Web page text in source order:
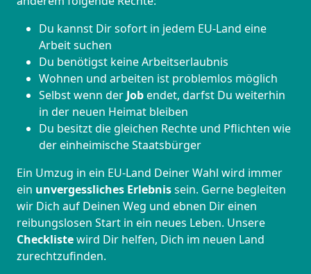
Du kannst Dir sofort in jedem EU-Land eine
Arbeit suchen
Du benötigst keine Arbeitserlaubnis
Wohnen und arbeiten ist problemlos möglich
Selbst wenn der Jobendet, darfst Du weiterhin
in der neuen Heimat bleiben
Du besitzt die gleichen Rechte und Pflichten wie
der einheimische Staatsbürger
Ein Umzug in ein EU-Land Deiner Wahl wird immer
ein unvergessliches Erlebnissein. Gerne begleiten
wir Dich auf Deinen Weg und ebnen Dir einen
reibungslosen Start in ein neues Leben. Unsere
Checklistewird Dir helfen, Dich im neuen Land
zurechtzufinden.